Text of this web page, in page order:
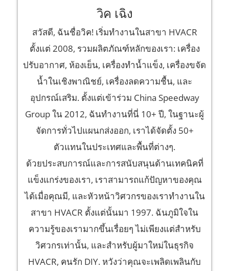
วิค เฉิง
สวัสดี, ฉันชื่อวิค! เริ่มทำงานในสาขา HVACR
ตั้งแต่ 2008, รวมผลิตภัณฑ์หลักของเรา: เครื่อง
ปรับอากาศ, ห้องเย็น, เครื่องทำน้ำแข็ง, เครื่องขจัด
น้ำในเชิงพาณิชย์, เครื่องลดความชื้น, และ
อุปกรณ์เสริม. ตั้งแต่เข้าร่วม China Speedway
Group ใน 2012, ฉันทำงานที่นี่ 10+ ปี, ในฐานะผู้
จัดการทั่วไปแผนกส่งออก, เราได้จัดตั้ง 50+
ตัวแทนในประเทศและพื้นที่ต่างๆ.
ด้วยประสบการณ์และการสนับสนุนด้านเทคนิคที่
แข็งแกร่งของเรา, เราสามารถแก้ปัญหาของคุณ
ได้เมื่อคุณมี, และหัวหน้าวิศวกรของเราทำงานใน
สาขา HVACR ตั้งแต่นั้นมา 1997. ฉันภูมิใจใน
ความรู้ของเรามากขึ้นเรื่อยๆ ไม่เพียงแต่สำหรับ
วิศวกรเท่านั้น, และสำหรับผู้มาใหม่ในธุรกิจ
HVACR, คนรัก DIY. หวังว่าคุณจะเพลิดเพลินกับ